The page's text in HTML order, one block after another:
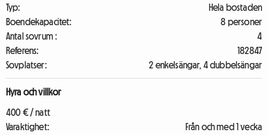
Typ:
Hela bostaden
Boendekapacitet:
8 personer
Antal sovrum :
4
Referens:
182847
Sovplatser:
2 enkelsängar, 4 dubbelsängar
Hyra och villkor
400 € / natt
Varaktighet:
Från och med 1 vecka